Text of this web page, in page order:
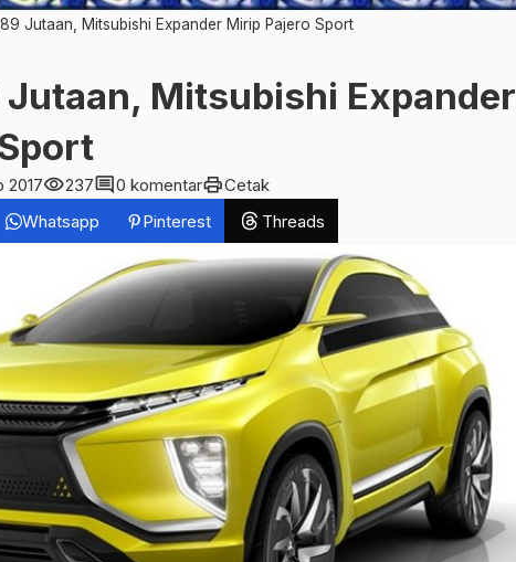
Jutaan, Mitsubishi Expander Mirip Pajero Sport
Jutaan, Mitsubishi Expander
2017visibility237comment0 komentarprintCetak
Whatsapp Pinterest Threads